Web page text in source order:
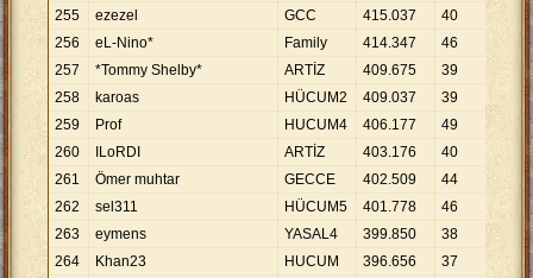
255
ezezel GCC 415.037 40 10
256
eL-Nino* Family 414.347 46
257
*Tommy Shelby* ARTİZ 409.675 39 10
258
karoas HÜCUM2 409.037 39 10
259
Prof HUCUM4 406.177 49 8
260
ILoRDI ARTİZ 403.176 40
261
Ömer muhtar GECCE 402.509 44 9
262
sel311 HÜCUM5 401.778 46 8
263
eymens YASAL4 399.850 38
264
Khan23 HUCUM 396.656 37 10